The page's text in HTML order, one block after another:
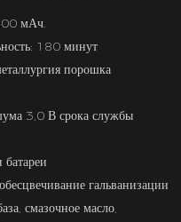
мАч.
180 минут
порошка
3,0 В срока службы
гальванизации
смазочное масло,